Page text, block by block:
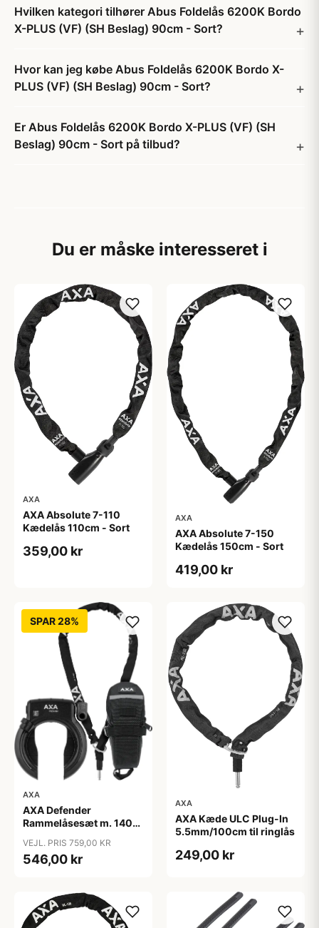
Hvilken kategori tilhører Abus Foldelås 6200K Bordo
X-PLUS (VF) (SH Beslag) 90cm - Sort?
Hvor kan jeg købe Abus Foldelås 6200K Bordo X-
PLUS (VF) (SH Beslag) 90cm - Sort?
Er Abus Foldelås 6200K Bordo X-PLUS (VF) (SH
Beslag) 90cm - Sort på tilbud?
Du er måske interesseret i
AXA
AXA Absolute 7-110
Kædelås 110cm - Sort
359,00 kr
AXA
AXA Absolute 7-150
Kædelås 150cm - Sort
419,00 kr
SPAR 28%
AXA
AXA Defender
Rammelåsesæt m. 140
VEJL. PRIS 759,00 KR
546,00 kr
AXA
AXA Kæde ULC Plug-In
5.5mm/100cm til ringlås
249,00 kr